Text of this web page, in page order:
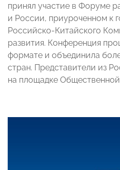
принял участие в Форуме
и России, приуроченном к
Российско-Китайского
развития. Конференция
формате и объединила
стран. Представители из
на площадке